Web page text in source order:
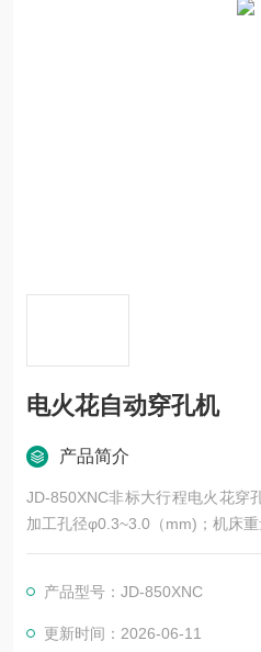
电火花自动穿孔机
产品简介
JD-850XNC非标大行程电火花穿
加工孔径φ0.3~3.0（mm)；机床重
产品型号：JD-850XNC
更新时间：2026-06-11